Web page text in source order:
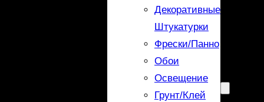
Декоративные
Штукатурки
Фрески/панно
Обои
Освещение
Грунт/Клей